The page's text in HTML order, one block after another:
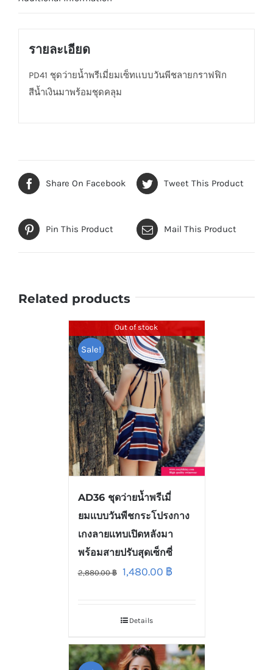
ชุด
quantity
รายละเอียด
PD41 ชุดว่ายน้ำพรีเมี่ยมเซ็ทเเบบวันพีชลายกราฟฟิก
สีน้ำเงินมาพร้อมชุดคลุม
Share On Facebook Tweet This Product
Pin This Product Mail This Product
Related products
Sale!
Out of stock
AD36 ชุดว่ายน้ำพรีเมี่
ยมเเบบวันพีชกระโปรงกาง
เกงลายเเทบเปิดหลังมา
พร้อมสายปรับสุดเซ็กซี่
2,880.00฿ 1,480.00 ฿
Details